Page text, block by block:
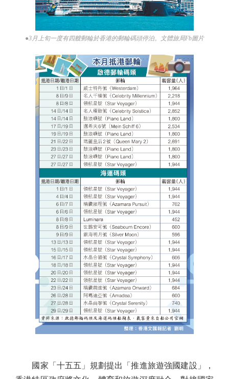
●3月上旬一度有四艘郵輪於香港的郵輪碼頭停泊。文體旅局Fb圖片
國家「十五五」規劃提出「推進旅遊強國建設」，